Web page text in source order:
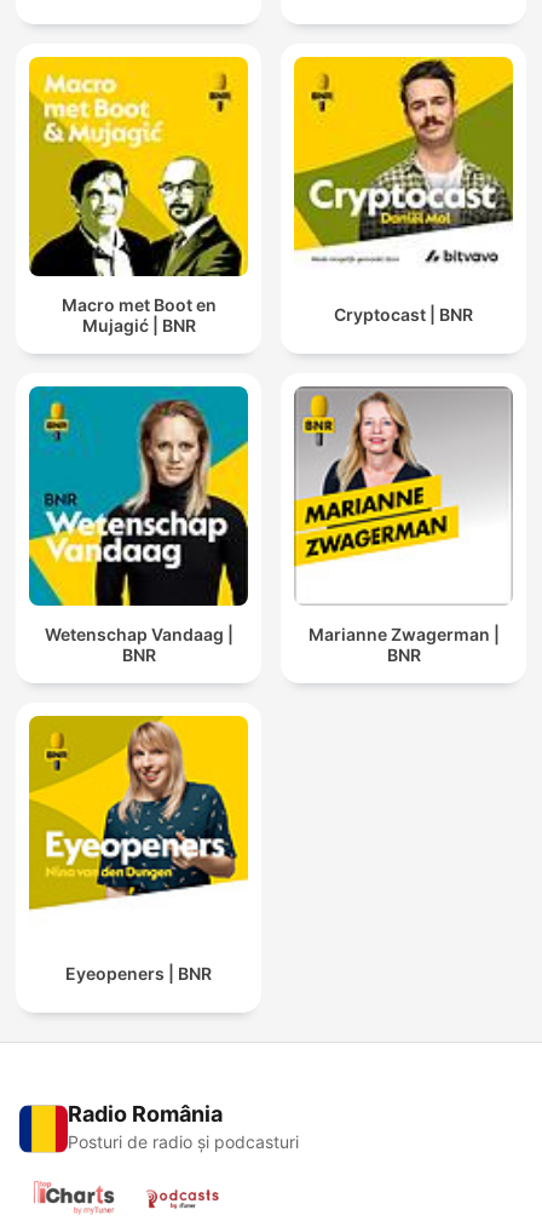
Macro met Boot en
Mujagić | BNR
Cryptocast | BNR
Wetenschap Vandaag |
BNR
Marianne Zwagerman |
BNR
Eyeopeners | BNR
Radio România
Posturi de radio și podcasturi